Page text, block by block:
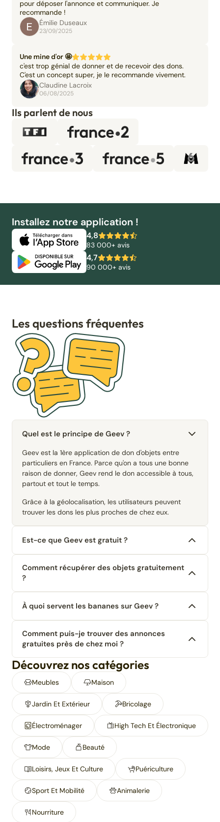
pour déposer l'annonce et communiquer. Je
recommande !
Émilie Duseaux
23/09/2025
Une mine d'or 🤩
c'est trop génial de donner et de recevoir des dons.
C'est un concept super, je le recommande vivement.
Claudine Lacroix
06/08/2025
Ils parlent de nous
Installez notre application !
4,8
83 000+ avis
4,7
90 000+ avis
Les questions fréquentes
Quel est le principe de Geev ?
Geev est la 1ère application de don d'objets entre
particuliers en France. Parce qu'on a tous une bonne
raison de donner, Geev rend le don accessible à tous,
partout et tout le temps.
Grâce à la géolocalisation, les utilisateurs peuvent
trouver les dons les plus proches de chez eux.
Est-ce que Geev est gratuit ?
Comment récupérer des objets gratuitement
?
À quoi servent les bananes sur Geev ?
Comment puis-je trouver des annonces
gratuites près de chez moi ?
Découvrez nos catégories
Meubles Maison
Jardin Et Extérieur Bricolage
Électroménager High Tech Et Électronique
Mode Beauté
Loisirs, Jeux Et Culture Puériculture
Sport Et Mobilité Animalerie
Nourriture